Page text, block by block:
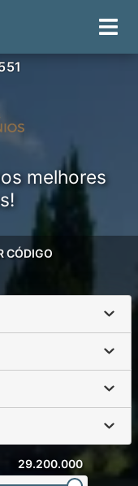
melhores
CÓDIGO
29.200.000